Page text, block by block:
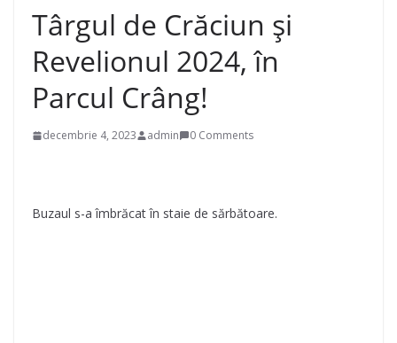
Târgul de Crăciun și
Revelionul 2024, în
Parcul Crâng!
decembrie 4, 2023 admin 0 Comments
Buzaul s-a îmbrăcat în staie de sărbătoare.